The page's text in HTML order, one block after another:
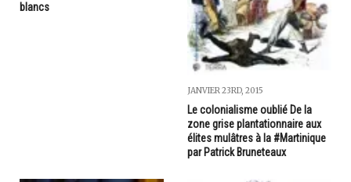
blancs
JANVIER 23RD, 2015
Le colonialisme oublié De la
zone grise plantationnaire aux
élites mulâtres à la #Martinique
par Patrick Bruneteaux